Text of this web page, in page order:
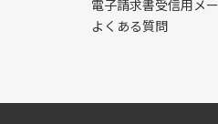
電子請求書受信用メ
よくある質問